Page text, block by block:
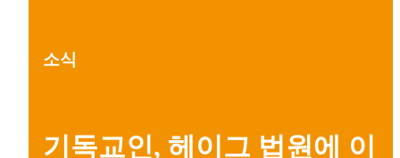
소식
기독교인, 헤이그 법원에 이